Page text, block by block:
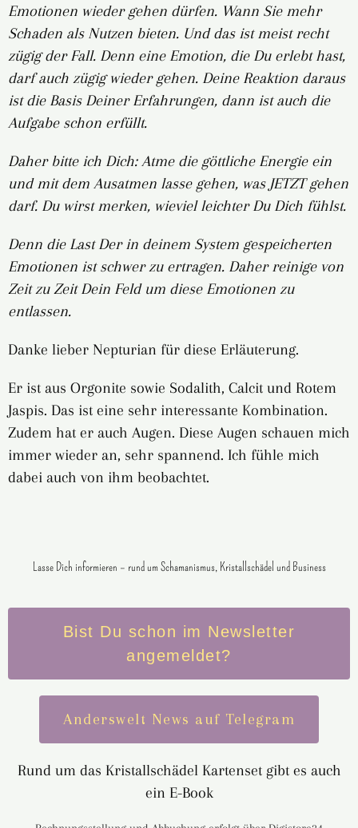
Emotionen wieder gehen dürfen. Wann Sie mehr
Schaden als Nutzen bieten. Und das ist meist recht
zügig der Fall. Denn eine Emotion, die Du erlebt hast,
darf auch zügig wieder gehen. Deine Reaktion daraus
ist die Basis Deiner Erfahrungen, dann ist auch die
Aufgabe schon erfüllt.
Daher bitte ich Dich: Atme die göttliche Energie ein
und mit dem Ausatmen lasse gehen, was JETZT gehen
darf. Du wirst merken, wieviel leichter Du Dich fühlst.
Denn die Last Der in deinem System gespeicherten
Emotionen ist schwer zu ertragen. Daher reinige von
Zeit zu Zeit Dein Feld um diese Emotionen zu
entlassen.
Danke lieber Nepturian für diese Erläuterung.
Er ist aus Orgonite sowie Sodalith, Calcit und Rotem
Jaspis. Das ist eine sehr interessante Kombination.
Zudem hat er auch Augen. Diese Augen schauen mich
immer wieder an, sehr spannend. Ich fühle mich
dabei auch von ihm beobachtet.
Lasse Dich informieren – rund um Schamanismus, Kristallschädel und Business
Bist Du schon im Newsletter
angemeldet?
Anderswelt News auf Telegram
Rund um das Kristallschädel Kartenset gibt es auch
ein E-Book